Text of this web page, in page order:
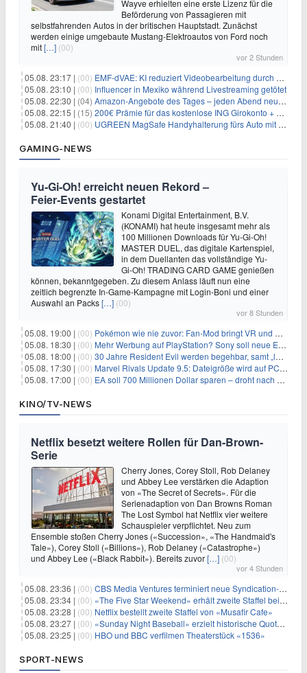
Wayve erhielten eine erste Lizenz für die
Beförderung von Passagieren mit
selbstfahrenden Autos in der britischen Hauptstadt. Zunächst
werden einige umgebaute Mustang-Elektroautos von Ford noch
mit[…] (00)
vor 2 Stunden
05.08. 23:17 | (00) EMF-dVAE: KI reduziert Videobearbeitung durch audio-gesteuerte Bildauswahl um 65%
05.08. 23:10 | (00) Influencer in Mexiko während Livestreaming getötet
05.08. 22:30 | (04) Amazon-Angebote des Tages – jeden Abend neue Deals zum Stöbern
05.08. 22:15 | (15) 200€ Prämie für das kostenlose ING Girokonto + gratis Visa + 3,75% Zinsen
05.08. 21:40 | (00) UGREEN MagSafe Handyhalterung fürs Auto mit 20 N52-Magneten für 7,96€
GAMING-NEWS
Yu‑Gi‑Oh! erreicht neuen Rekord –
Feier‑Events gestartet
Konami Digital Entertainment, B.V.
(KONAMI) hat heute insgesamt mehr als
100 Millionen Downloads für Yu-Gi-Oh!
MASTER DUEL, das digitale Kartenspiel,
in dem Duellanten das vollständige Yu-
Gi-Oh! TRADING CARD GAME genießen
können, bekanntgegeben. Zu diesem Anlass läuft nun eine
zeitlich begrenzte In-Game-Kampagne mit Login-Boni und einer
Auswahl an Packs[…] (00)
vor 8 Stunden
05.08. 19:00 | (00) Pokémon wie nie zuvor: Fan-Mod bringt VR und Ego-Perspektive nach Kanto
05.08. 18:30 | (00) Mehr Werbung auf PlayStation? Sony soll neue Einnahmequellen prüfen
05.08. 18:00 | (00) 30 Jahre Resident Evil werden begehbar, samt „lebensgroßem Leon“
05.08. 17:30 | (00) Marvel Rivals Update 9.5: Dateigröße wird auf PC und Konsolen deutlich reduziert
05.08. 17:00 | (00) EA soll 700 Millionen Dollar sparen – droht nach der Übernahme die nächste Entlassungswelle?
KINO/TV-NEWS
Netflix besetzt weitere Rollen für Dan-Brown-
Serie
Cherry Jones, Corey Stoll, Rob Delaney
und Abbey Lee verstärken die Adaption
von «The Secret of Secrets». Für die
Serienadaption von Dan Browns Roman
The Lost Symbol hat Netflix vier weitere
Schauspieler verpflichtet. Neu zum
Ensemble stoßen Cherry Jones («Succession», «The Handmaid's
Tale»), Corey Stoll («Billions»), Rob Delaney («Catastrophe»)
und Abbey Lee («Black Rabbit»). Bereits zuvor[…] (00)
vor 4 Stunden
05.08. 23:36 | (00) CBS Media Ventures terminiert neue Syndication-Formate
05.08. 23:34 | (00) «The Five Star Weekend» erhält zweite Staffel bei Peacock
05.08. 23:28 | (00) Netflix bestellt zweite Staffel von «Musafir Cafe»
05.08. 23:27 | (00) «Sunday Night Baseball» erzielt historische Quotenserie für NBC
05.08. 23:25 | (00) HBO und BBC verfilmen Theaterstück «1536»
SPORT-NEWS